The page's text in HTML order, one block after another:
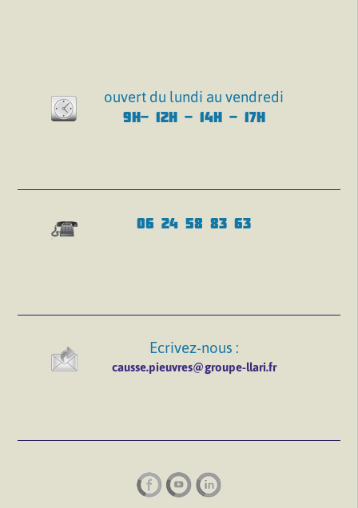
ouvert du lundi au vendredi
9H- 12H - 14H - 17H
06 24 58 83 63
Ecrivez-nous :
causse.pieuvres@groupe-llari.fr